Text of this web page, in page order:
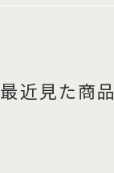
最近見た商品